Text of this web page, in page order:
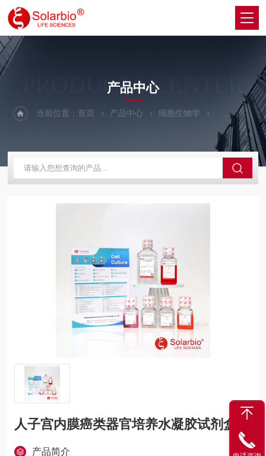
PRODUCTS CENTER
产品中心
当前位置：首页 产品中心 细胞生物学 细胞培养相
人子宫内膜癌类器官培养水凝胶试剂盒
产品简介